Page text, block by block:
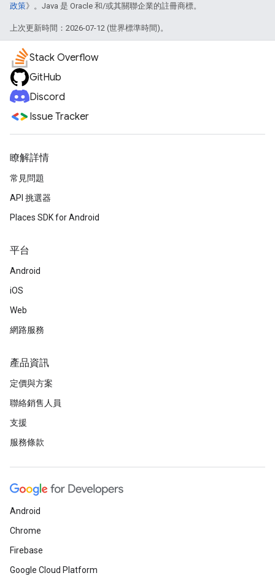
政策》。Java 是 Oracle 和/或其關聯企業的註冊商標。
上次更新時間：2026-07-12 (世界標準時間)。
Stack Overflow
GitHub
Discord
Issue Tracker
瞭解詳情
常見問題
API 挑選器
Places SDK for Android
平台
Android
iOS
Web
網路服務
產品資訊
定價與方案
聯絡銷售人員
支援
服務條款
Android
Chrome
Firebase
Google Cloud Platform